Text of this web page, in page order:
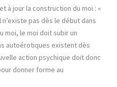
à jour la construction du moi : «
pas dès le début dans
moi, le moi doit subir un
autoérotiques existent dès
action psychique doit donc
donner forme au